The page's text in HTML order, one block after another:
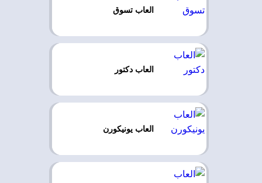
العاب تسوق
العاب دكتور
العاب يونيكورن